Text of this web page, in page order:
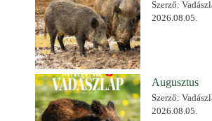
Szerző:
2026.08.05.
Augusztus
Szerző:
2026.08.05.